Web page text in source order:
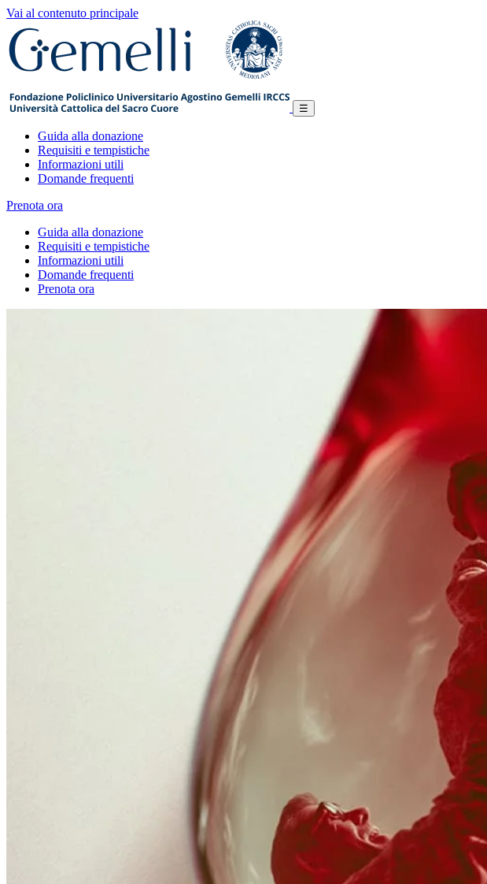
Vai al contenuto principale
☰
Guida alla donazione
Requisiti e tempistiche
Informazioni utili
Domande frequenti
Prenota ora
Guida alla donazione
Requisiti e tempistiche
Informazioni utili
Domande frequenti
Prenota ora